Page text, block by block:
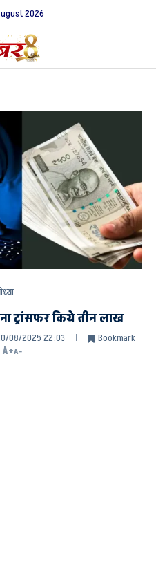
2026
ट्रांसफर किये तीन लाख
08/2025 22:03
Bookmark
A+A-